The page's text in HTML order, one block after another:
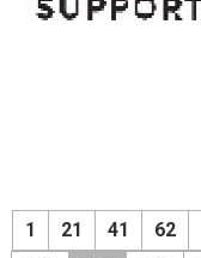
1 21 41 62